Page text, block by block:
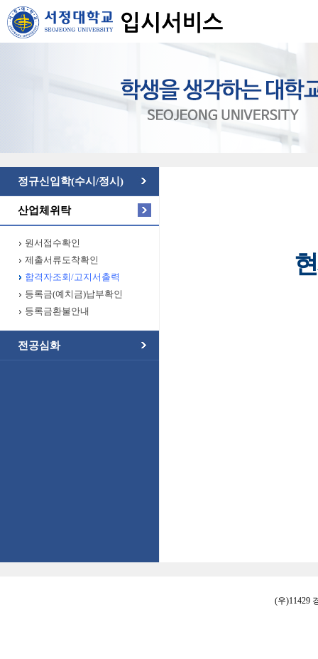
정규신입학(수시/정시)
산업체위탁
원서접수확인
제출서류도착확인
합격자조회/고지서출력
등록금(예치금)납부확인
등록금환불안내
전공심화
(우)11429